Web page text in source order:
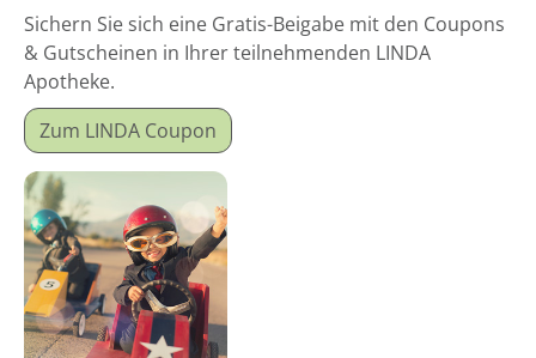
Sichern Sie sich eine Gratis-Beigabe mit den Coupons
& Gutscheinen in Ihrer teilnehmenden LINDA
Apotheke.
Zum LINDA Coupon